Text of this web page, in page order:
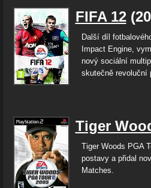
FIFA 12
Další díl
Impact Engine,
nový sociální
skutečně revoluční
Tiger
Tiger Woods PGA
postavy a přidal
Matches.